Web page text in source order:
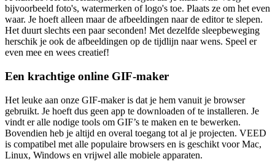
bijvoorbeeld foto's, watermerken of logo's toe. Plaats ze om het even
waar. Je hoeft alleen maar de afbeeldingen naar de editor te slepen.
Het duurt slechts een paar seconden! Met dezelfde sleepbeweging
herschik je ook de afbeeldingen op de tijdlijn naar wens. Speel er
even mee en wees creatief!
Een krachtige online GIF-maker
Het leuke aan onze GIF-maker is dat je hem vanuit je browser
gebruikt. Je hoeft dus geen app te downloaden of te installeren. Je
vindt er alle nodige tools om GIF’s te maken en te bewerken.
Bovendien heb je altijd en overal toegang tot al je projecten. VEED
is compatibel met alle populaire browsers en is geschikt voor Mac,
Linux, Windows en vrijwel alle mobiele apparaten.